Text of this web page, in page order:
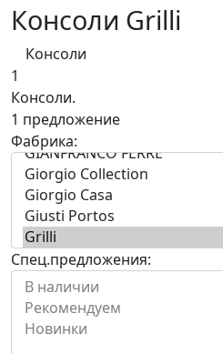
Консоли Grilli
Консоли
1
Консоли.
1 предложение
Фабрика:
Спец.предложения: